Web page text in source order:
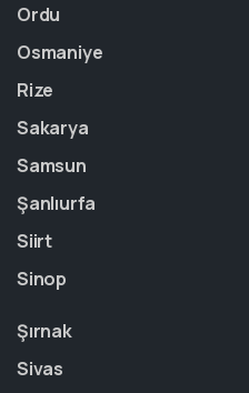
Ordu
Osmaniye
Rize
Sakarya
Samsun
Şanlıurfa
Siirt
Sinop
Şırnak
Sivas